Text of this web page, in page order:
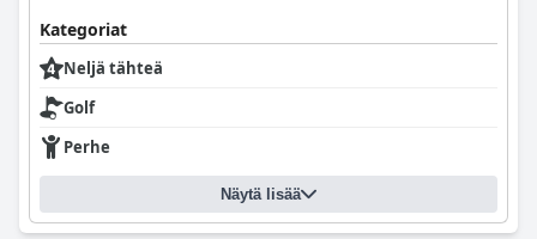
Kategoriat
Neljä tähteä
Golf
Perhe
Näytä lisää